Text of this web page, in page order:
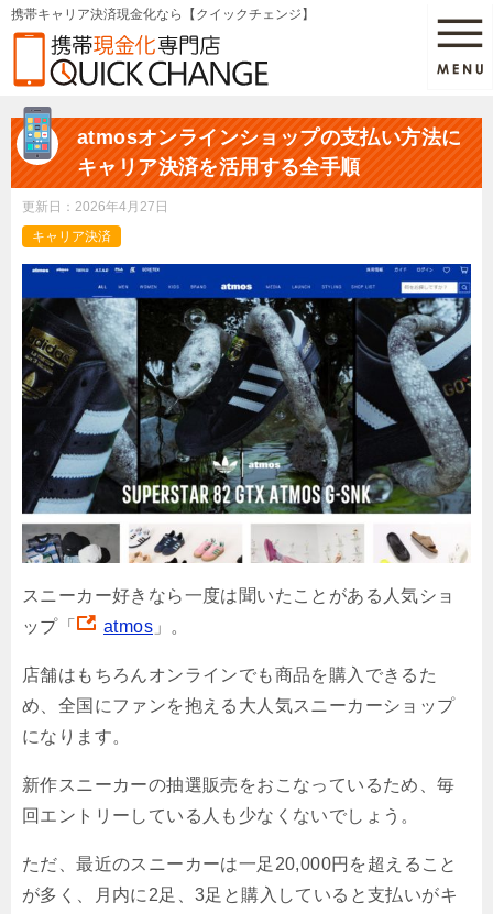
携帯キャリア決済現金化なら【クイックチェンジ】
atmosオンラインショップの支払い方法に
キャリア決済を活用する全手順
更新日： 2026年4月27日
キャリア決済
スニーカー好きなら一度は聞いたことがある人気ショ
ップ「
atmos 」。
店舗はもちろんオンラインでも商品を購入できるた
め、全国にファンを抱える大人気スニーカーショップ
になります。
新作スニーカーの抽選販売をおこなっているため、毎
回エントリーしている人も少なくないでしょう。
ただ、最近のスニーカーは一足20,000円を超えること
が多く、月内に2足、3足と購入していると支払いがキ